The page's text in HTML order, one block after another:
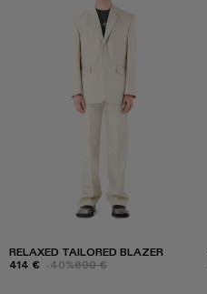
RELAXED TAILORED BLAZER
414 € -40%690 €